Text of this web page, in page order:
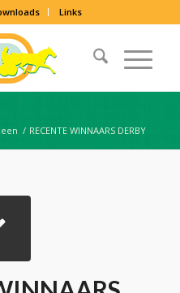
Links
/ RECENTE WINNAARS DERBY